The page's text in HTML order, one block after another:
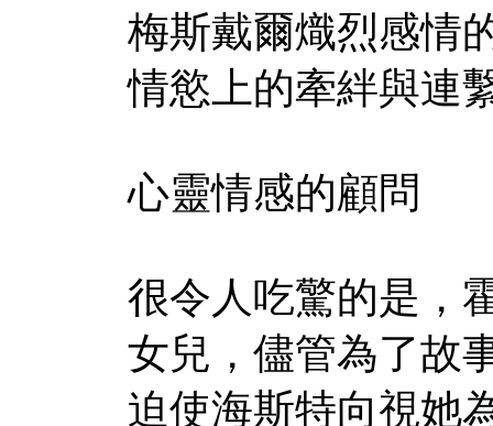
梅斯戴爾熾烈感情
情慾上的牽絆與連
心靈情感的顧問
很令人吃驚的是，
女兒，儘管為了故
迫使海斯特向視她